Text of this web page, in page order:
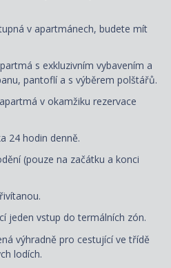
v apartmánech, budete mít
s exkluzivním vybavením a
pantoflí a s výběrem polštářů.
v okamžiku rezervace
24 hodin denně.
(pouze na začátku a konci
jeden vstup do termálních zón.
výhradně pro cestující ve třídě
lodích.